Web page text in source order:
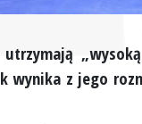
utrzymają
wynika z jego